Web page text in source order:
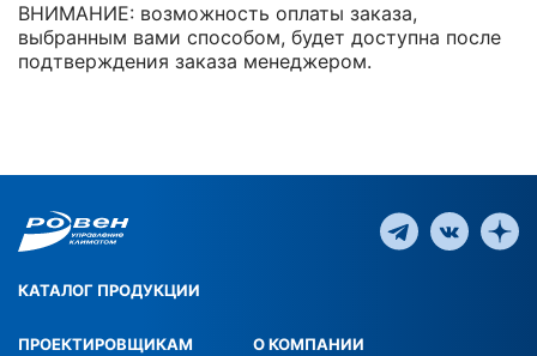
ВНИМАНИЕ: возможность оплаты заказа,
выбранным вами способом, будет доступна после
подтверждения заказа менеджером.
КАТАЛОГ ПРОДУКЦИИ
ПРОЕКТИРОВЩИКАМ О КОМПАНИИ